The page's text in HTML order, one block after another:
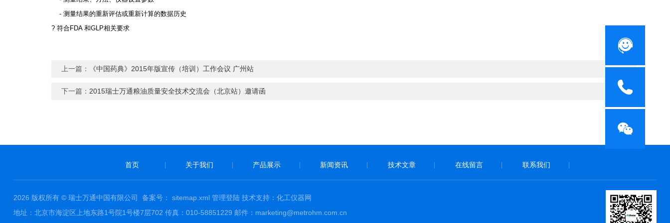
-测量结果的重新评估或重新计算的数据历史
?符合FDA和GLP相关要求
上一篇： 《中国药典》2015年版宣传（培训）工作会议 广州站
下一篇： 2015瑞士万通粮油质量安全技术交流会（北京站）邀请函
首页 | 关于我们 | 产品展示 | 新闻资讯 | 技术文章 | 在线留言 | 联系我们 |
2026 版权所有 © 瑞士万通中国有限公司 备案号： sitemap.xml 管理登陆技术支持： 化工仪器网
地址：北京市海淀区上地东路1号院1号楼7层702 传真：010-58851229 邮件：marketing@metrohm.com.cn